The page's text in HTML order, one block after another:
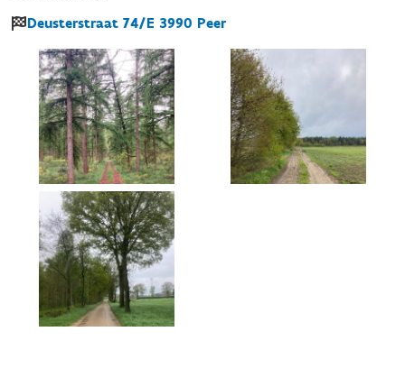
Deusterstraat 74/E 3990 Peer